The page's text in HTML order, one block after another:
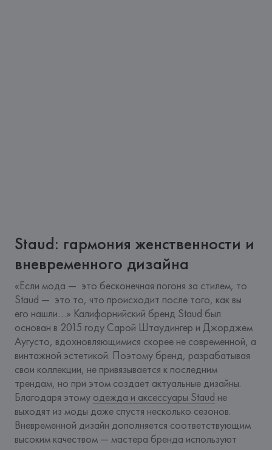
Staud: гармония женственности и
вневременного дизайна
«Если мода —  это бесконечная погоня за стилем, то
Staud —  это то, что происходит после того, как вы
его нашли…» Калифорнийский бренд Staud был
основан в 2015 году Сарой Штаудингер и Джорджем
Аугусто, вдохновляющимися скорее не современной, а
винтажной эстетикой. Поэтому бренд, разрабатывая
свои коллекции, не привязывается к последним
трендам, но при этом создает актуальные дизайны.
Благодаря этому одежда и аксессуары Staud не
выходят из моды даже спустя несколько сезонов.
Вневременной дизайн дополняется соответствующим
высоким качеством — мастера бренда используют